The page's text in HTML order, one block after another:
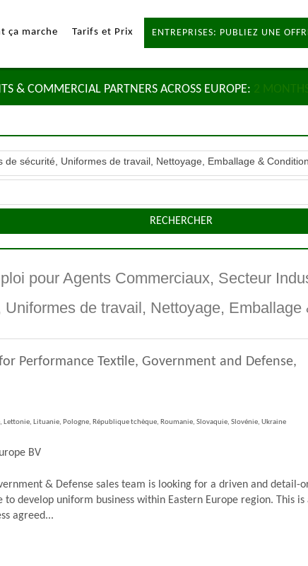
ça marche Tarifs et Prix ENTREPRISES: PUBLIEZ UNE
& COMMERCIAL PARTNERS ACROSS EUROPE:
de sécurité, Uniformes de travail, Nettoyage, Emballage &
RECHERCHER
pour Agents Commerciaux, Secteur
Uniformes de travail, Nettoyage,
Performance Textile, Government and Defense,
Lettonie, Lituanie, Pologne, République tchèque, Roumanie, Slovaquie, Slovénie, Ukraine
BV
& Defense sales team is looking for a driven and detail-
to develop uniform business within Eastern Europe region. This
agreed...